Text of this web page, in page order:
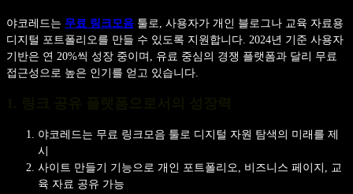
야코레드는 무료 링크모음 툴로, 사용자가 개인 블로그나 교육 자료용
디지털 포트폴리오를 만들 수 있도록 지원합니다. 2024년 기준 사용자
기반은 연 20%씩 성장 중이며, 유료 중심의 경쟁 플랫폼과 달리 무료
접근성으로 높은 인기를 얻고 있습니다.
야코레드는 무료 링크모음 툴로 디지털 자원 탐색의 미래를 제
시
사이트 만들기 기능으로 개인 포트폴리오, 비즈니스 페이지, 교
육 자료 공유 가능